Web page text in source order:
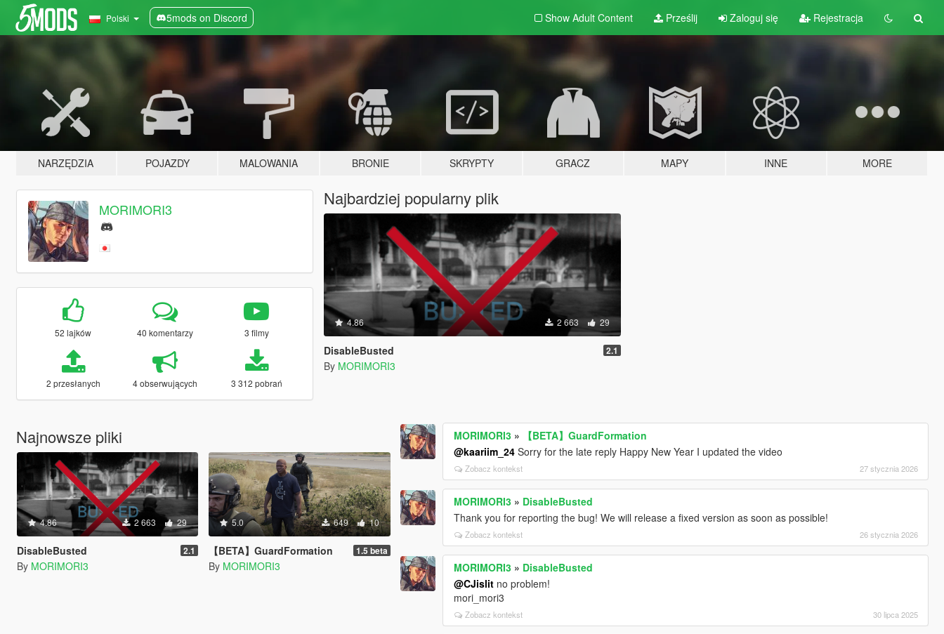
Polski 5mods on Discord Show Adult Content Prześlij Zaloguj się Rejestracja
NARZĘDZIA POJAZDY MALOWANIA BRONIE SKRYPTY GRACZ MAPY INNE MORE
MORIMORI3
52 lajków 40 komentarzy 3 filmy
2 przesłanych 4 obserwujących 3 312 pobrań
Najbardziej popularny plik
4.86 2 663 29
DisableBusted 2.1
By MORIMORI3
Najnowsze pliki
4.86 2 663 29
DisableBusted 2.1
By MORIMORI3
5.0 649 10
【BETA】GuardFormation 1.5 beta
By MORIMORI3
MORIMORI3 »
【BETA】GuardFormation
@kaariim_24 Sorry for the late reply Happy New Year I updated the video
Zobacz kontekst 27 stycznia 2026
MORIMORI3 » DisableBusted
Thank you for reporting the bug! We will release a fixed version as soon as possible!
Zobacz kontekst 26 stycznia 2026
MORIMORI3 » DisableBusted
@CJislit no problem!
mori_mori3
Zobacz kontekst 30 lipca 2025